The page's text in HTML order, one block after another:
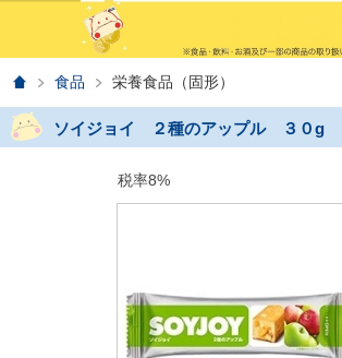
ホーム
食品 栄養食品（固形）
ソイジョイ ２種のアップル ３０g
税率8%